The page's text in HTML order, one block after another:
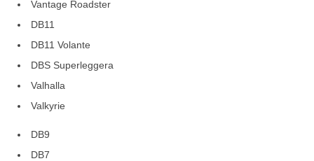
Vantage Roadster
DB11
DB11 Volante
DBS Superleggera
Valhalla
Valkyrie
DB9
DB7